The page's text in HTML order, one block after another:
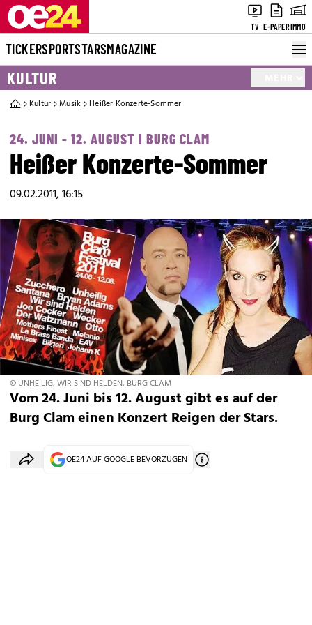
TV E-PAPERIMMO
TICKERSPORTSTARSMAGAZINE
KULTUR
Kultur Musik Heißer Konzerte-Sommer
24. JUNI - 12. AUGUST I BURG CLAM
Heißer Konzerte-Sommer
09.02.2011, 16:15
© UNHEILIG, WIR SIND HELDEN, BURG CLAM
Vom 24. Juni bis 12. August gibt es auf der
Burg Clam einen Konzert Reigen der Stars.
OE24 AUF GOOGLE BEVORZUGEN